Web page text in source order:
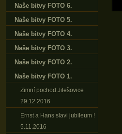
Naše bitvy FOTO 6.
Naše bitvy FOTO 5.
Naše bitvy FOTO 4.
Naše bitvy FOTO 3.
Naše bitvy FOTO 2.
Naše bitvy FOTO 1.
Zimní pochod Jilešovice
29.12.2016
Ernst a Hans slavi jubileum !
5.11.2016